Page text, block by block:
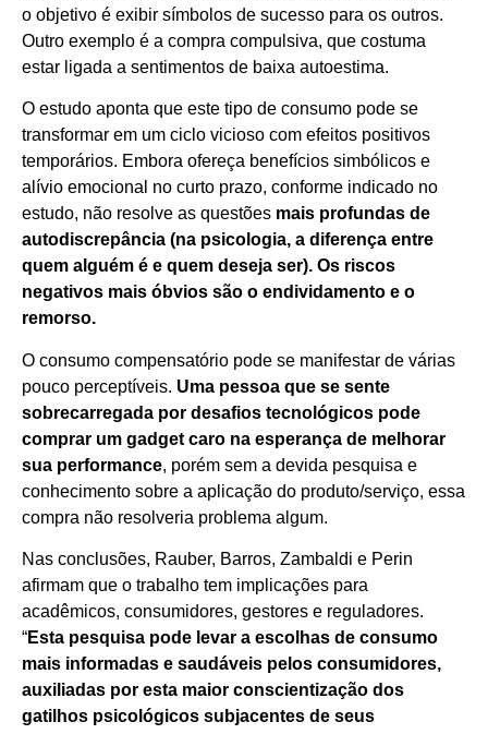
o objetivo é exibir símbolos de sucesso para os outros.
Outro exemplo é a compra compulsiva, que costuma
estar ligada a sentimentos de baixa autoestima.
O estudo aponta que este tipo de consumo pode se
transformar em um ciclo vicioso com efeitos positivos
temporários. Embora ofereça benefícios simbólicos e
alívio emocional no curto prazo, conforme indicado no
estudo, não resolve as questões mais profundas de
autodiscrepância (na psicologia, a diferença entre
quem alguém é e quem deseja ser). Os riscos
negativos mais óbvios são o endividamento e o
remorso.
O consumo compensatório pode se manifestar de várias
pouco perceptíveis. Uma pessoa que se sente
sobrecarregada por desafios tecnológicos pode
comprar um gadget caro na esperança de melhorar
sua performance, porém sem a devida pesquisa e
conhecimento sobre a aplicação do produto/serviço, essa
compra não resolveria problema algum.
Nas conclusões, Rauber, Barros, Zambaldi e Perin
afirmam que o trabalho tem implicações para
acadêmicos, consumidores, gestores e reguladores.
“Esta pesquisa pode levar a escolhas de consumo
mais informadas e saudáveis ​​pelos consumidores,
auxiliadas por esta maior conscientização dos
gatilhos psicológicos subjacentes de seus